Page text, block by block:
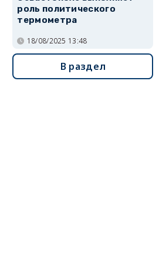
роль политического
термометра
18/08/2025 13:48
В раздел